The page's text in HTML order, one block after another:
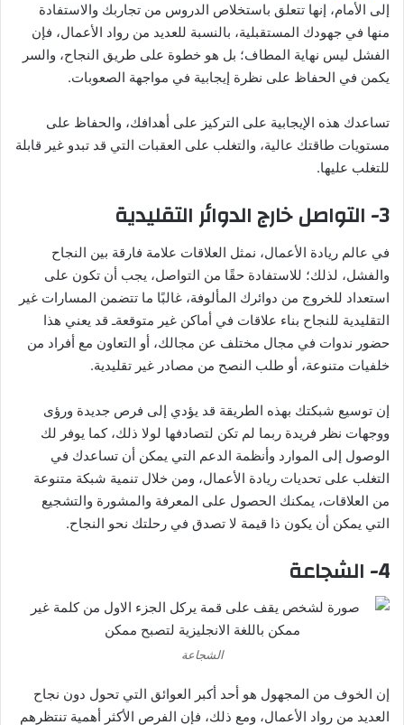
إلى الأمام، إنها تتعلق باستخلاص الدروس من تجاربك والاستفادة
منها في جهودك المستقبلية، بالنسبة للعديد من رواد الأعمال، فإن
الفشل ليس نهاية المطاف؛ بل هو خطوة على طريق النجاح، والسر
يكمن في الحفاظ على نظرة إيجابية في مواجهة الصعوبات.
تساعدك هذه الإيجابية على التركيز على أهدافك، والحفاظ على
مستويات طاقتك عالية، والتغلب على العقبات التي قد تبدو غير قابلة
للتغلب عليها.
3- التواصل خارج الدوائر التقليدية
في عالم ريادة الأعمال، نمثل العلاقات علامة فارقة بين النجاح
والفشل، لذلك؛ للاستفادة حقًا من التواصل، يجب أن تكون على
استعداد للخروج من دوائرك المألوفة، غالبًا ما تتضمن المسارات غير
التقليدية للنجاح بناء علاقات في أماكن غير متوقعةـ قد يعني هذا
حضور ندوات في مجال مختلف عن مجالك، أو التعاون مع أفراد من
خلفيات متنوعة، أو طلب النصح من مصادر غير تقليدية.
إن توسيع شبكتك بهذه الطريقة قد يؤدي إلى فرص جديدة ورؤى
ووجهات نظر فريدة ربما لم تكن لتصادفها لولا ذلك، كما يوفر لك
الوصول إلى الموارد وأنظمة الدعم التي يمكن أن تساعدك في
التغلب على تحديات ريادة الأعمال، ومن خلال تنمية شبكة متنوعة
من العلاقات، يمكنك الحصول على المعرفة والمشورة والتشجيع
التي يمكن أن يكون ذا قيمة لا تصدق في رحلتك نحو النجاح.
4- الشجاعة
الشجاعة
إن الخوف من المجهول هو أحد أكبر العوائق التي تحول دون نجاح
العديد من رواد الأعمال، ومع ذلك، فإن الفرص الأكثر أهمية تنتظرهم